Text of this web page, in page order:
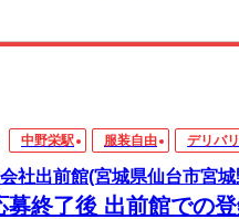
中野栄駅 服装自由 デリバ
社出前館(宮城県仙台市宮
募終了後 出前館での